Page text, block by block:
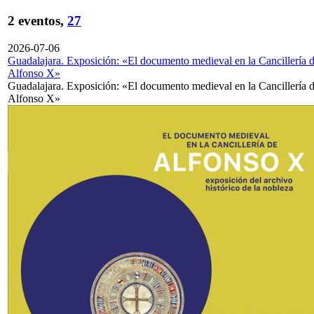
2 eventos, 27
2026-07-06
Guadalajara. Exposición: «El documento medieval en la Cancillería
Alfonso X»
Guadalajara. Exposición: «El documento medieval en la Cancillería
Alfonso X»